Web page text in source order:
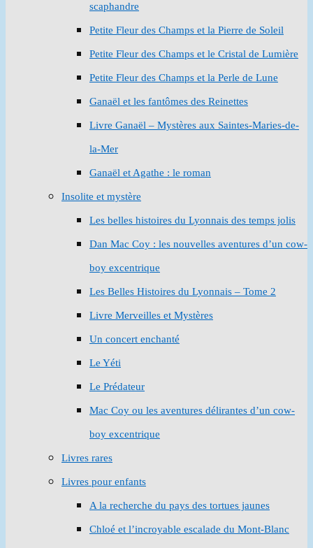
scaphandre
Petite Fleur des Champs et la Pierre de Soleil
Petite Fleur des Champs et le Cristal de Lumière
Petite Fleur des Champs et la Perle de Lune
Ganaël et les fantômes des Reinettes
Livre Ganaël – Mystères aux Saintes-Maries-de-
la-Mer
Ganaël et Agathe : le roman
Insolite et mystère
Les belles histoires du Lyonnais des temps jolis
Dan Mac Coy : les nouvelles aventures d’un cow-
boy excentrique
Les Belles Histoires du Lyonnais – Tome 2
Livre Merveilles et Mystères
Un concert enchanté
Le Yéti
Le Prédateur
Mac Coy ou les aventures délirantes d’un cow-
boy excentrique
Livres rares
Livres pour enfants
A la recherche du pays des tortues jaunes
Chloé et l’incroyable escalade du Mont-Blanc